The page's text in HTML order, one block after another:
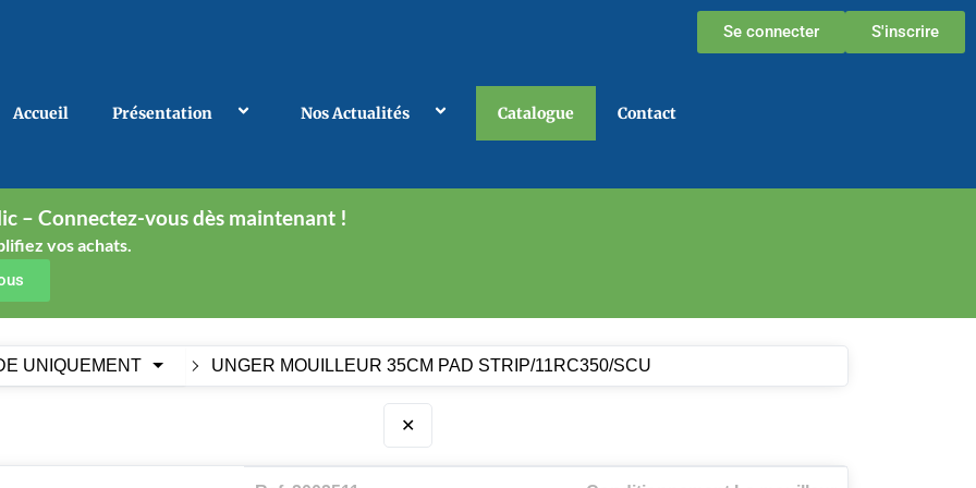
S'inscrire
Se connecter
Accueil Présentation Nos Actualités Catalogue Contact
– Connectez-vous dès maintenant !
vos achats.
UNIQUEMENT UNGER MOUILLEUR 35CM PAD STRIP/11RC350/SCU
✕